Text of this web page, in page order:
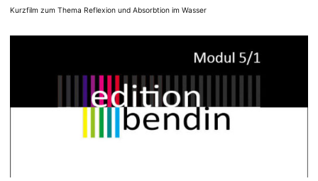
Kurzfilm zum Thema Reflexion und Absorbtion im Wasser